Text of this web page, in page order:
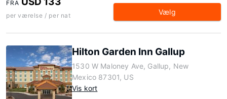
FRA
per værelse / per nat Vælg
Hilton Garden Inn Gallup
1530 W Maloney Ave, Gallup, New
Mexico 87301, US
Vis kort